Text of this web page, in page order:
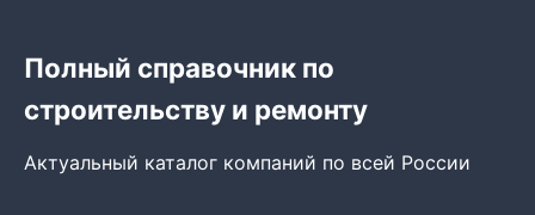
Полный справочник по
строительству и ремонту
Актуальный каталог компаний по всей России